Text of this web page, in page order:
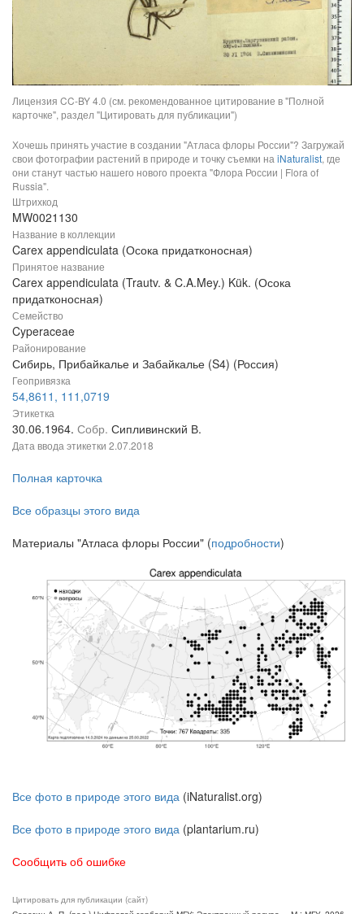
Лицензия CC-BY 4.0 (см. рекомендованное цитирование в "Полной
карточке", раздел "Цитировать для публикации")
Хочешь принять участие в создании "Атласа флоры России"? Загружай
свои фотографии растений в природе и точку съемки на iNaturalist, где
они станут частью нашего нового проекта "Флора России | Flora of
Russia".
Штрихкод
MW0021130
Название в коллекции
Carex appendiculata (Осока придатконосная)
Принятое название
Carex appendiculata (Trautv. & C.A.Mey.) Kük. (Осока
придатконосная)
Семейство
Cyperaceae
Районирование
Сибирь, Прибайкалье и Забайкалье (S4) (Россия)
Геопривязка
54,8611, 111,0719
Этикетка
30.06.1964. Собр. Сипливинский В.
Дата ввода этикетки 2.07.2018
Полная карточка
Все образцы этого вида
Материалы "Атласа флоры России" (подробности)
Все фото в природе этого вида (iNaturalist.org)
Все фото в природе этого вида (plantarium.ru)
Сообщить об ошибке
Цитировать для публикации (сайт)